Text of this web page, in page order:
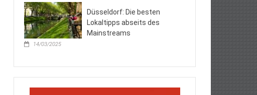
Düsseldorf: Die besten
Lokaltipps abseits des
Mainstreams
14/03/2025